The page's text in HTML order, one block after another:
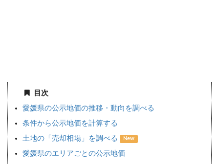
目次
愛媛県の公示地価の推移・動向を調べる
条件から公示地価を計算する
土地の「売却相場」を調べる New
愛媛県のエリアごとの公示地価